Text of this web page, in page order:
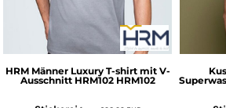
HRM Männer Luxury T-shirt mit V-
Ausschnitt HRM102 HRM102